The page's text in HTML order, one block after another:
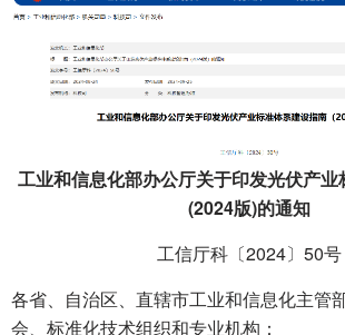
工业和信息化部办公厅关于印发光伏产
(2024版)的通知
工信厅科〔2024〕50号
各省、自治区、直辖市工业和信息化主管
会、标准化技术组织和专业机构：